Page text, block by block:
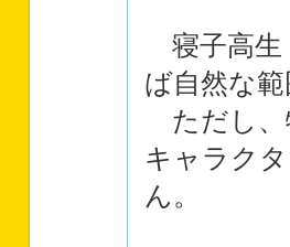
寝子高生
ば自然な
ただし、
キャラク
ん。